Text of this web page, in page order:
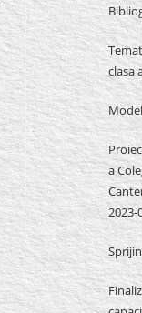
clasa
a
2023-